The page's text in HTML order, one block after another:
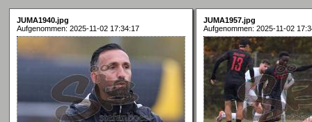
JUMA1940.jpg
Aufgenommen: 2025-11-02 17:34:17
JUMA1957.jpg
Aufgenommen: 2025-11-02